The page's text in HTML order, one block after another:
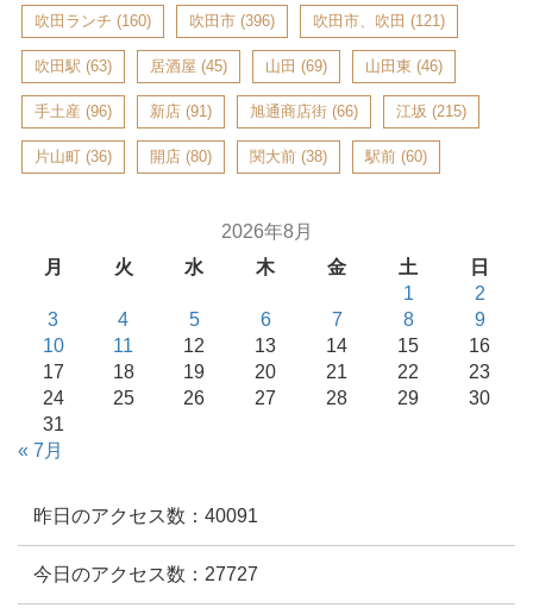
吹田ランチ (160) 吹田市 (396) 吹田市、吹田 (121)
吹田駅 (63) 居酒屋 (45) 山田 (69) 山田東 (46)
手土産 (96) 新店 (91) 旭通商店街 (66) 江坂 (215)
片山町 (36) 開店 (80) 関大前 (38) 駅前 (60)
2026年8月
月
火 水 木 金 土
日
1
2
3
4 5 6 7 8
9
10
11 12 13 14 15
16
17
18 19 20 21 22
23
24
25 26 27 28 29
30
31
« 7月
昨日のアクセス数：40091
今日のアクセス数：27727